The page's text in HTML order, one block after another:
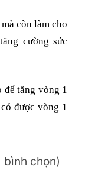
còn làm cho
cường sức
để tăng vòng 1
được vòng 1
bình chọn)